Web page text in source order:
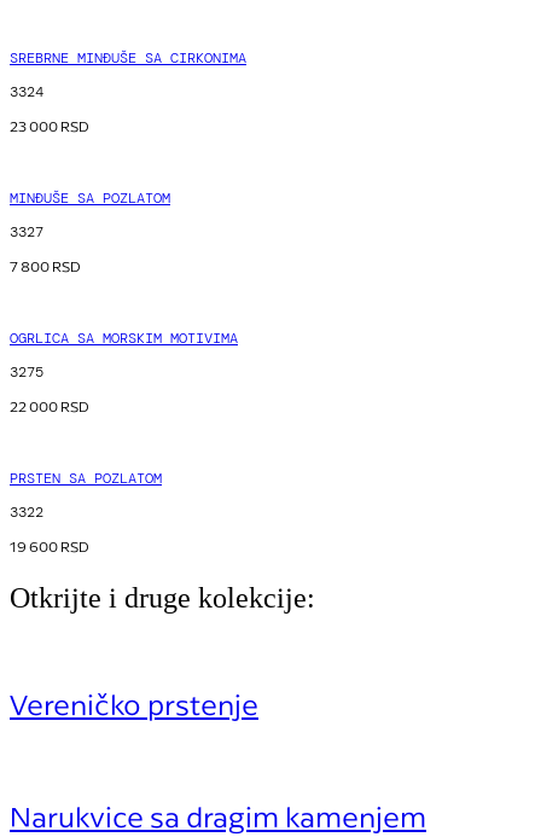
SREBRNE MINĐUŠE SA CIRKONIMA
3324
23 000RSD
MINĐUŠE SA POZLATOM
3327
7 800RSD
OGRLICA SA MORSKIM MOTIVIMA
3275
22 000RSD
PRSTEN SA POZLATOM
3322
19 600RSD
Otkrijte i druge kolekcije:
Vereničko prstenje
Narukvice sa dragim kamenjem